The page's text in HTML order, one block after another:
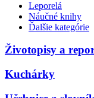
Leporelá
Náučné knihy
Ďalšie kategórie
Životopisy a
Kuchárky